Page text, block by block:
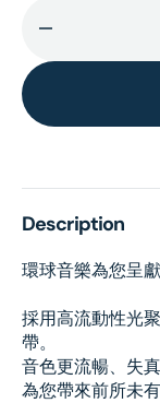
quantity
真
露
(UHQ
Description
環球音樂為您呈
採用高流動性光
帶。
音色更流暢、失
為您帶來前所未